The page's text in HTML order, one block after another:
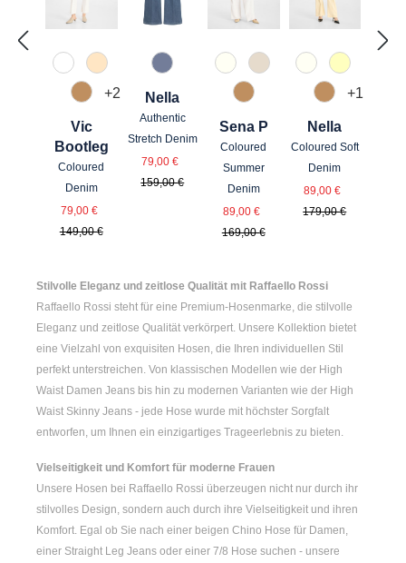
110 Weiß325 Crema
375 Warm Taupe
+2
Vic
Bootleg
Coloured
Denim
Verkaufspreis:
79,00 €
149,00 €
830 Grau Blau
Nella
Authentic
Stretch Denim
Verkaufspreis:
79,00 €
159,00 €
120 Natur362 biscotti
375 Warm Taupe
Sena P
Coloured
Summer
Denim
Verkaufspreis:
89,00 €
Regulärer Preis:
169,00 €
120 Natur
210
375 Warm
+1
Nella
Coloured Soft
Denim
Verkaufspreis:
89,00 €
179,00 €
Stilvolle Eleganz und zeitlose Qualität mit Raffaello Rossi
Raffaello Rossi steht für eine Premium-Hosenmarke, die stilvolle
Eleganz und zeitlose Qualität verkörpert. Unsere Kollektion bietet
eine Vielzahl von exquisiten Hosen, die Ihren individuellen Stil
perfekt unterstreichen. Von klassischen Modellen wie der High
Waist Damen Jeans bis hin zu modernen Varianten wie der High
Waist Skinny Jeans - jede Hose wurde mit höchster Sorgfalt
entworfen, um Ihnen ein einzigartiges Trageerlebnis zu bieten.
Vielseitigkeit und Komfort für moderne Frauen
Unsere Hosen bei Raffaello Rossi überzeugen nicht nur durch ihr
stilvolles Design, sondern auch durch ihre Vielseitigkeit und ihren
Komfort. Egal ob Sie nach einer beigen Chino Hose für Damen
einer Straight Leg Jeans oder einer 7/8 Hose suchen - unsere